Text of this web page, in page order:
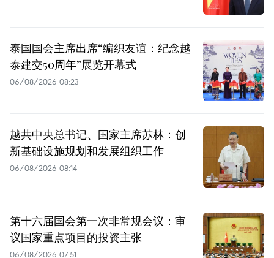
泰国国会主席出席“编织友谊：纪念越
泰建交50周年”展览开幕式
06/08/2026 08:23
越共中央总书记、国家主席苏林：创
新基础设施规划和发展组织工作
06/08/2026 08:14
第十六届国会第一次非常规会议：审
议国家重点项目的投资主张
06/08/2026 07:51